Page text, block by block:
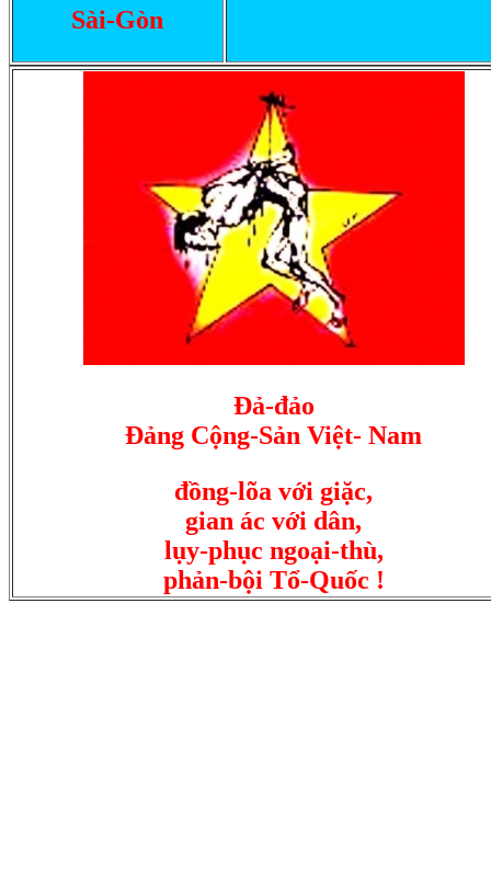
Sài-Gòn
Ðả-đảo
Ðảng Cộng-Sản Việt- Nam
đồng-lõa với giặc,
gian ác với dân,
lụy-phục ngoại-thù,
phản-bội Tổ-Quốc !